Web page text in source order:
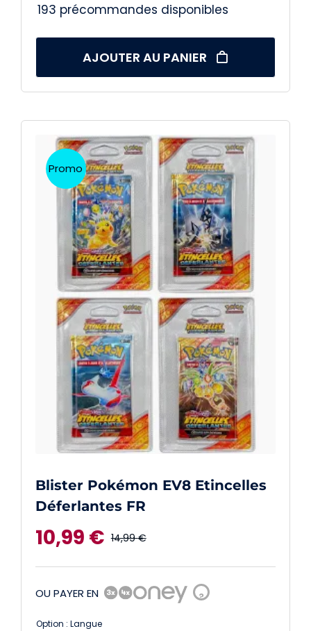
193 précommandes disponibles
AJOUTER AU PANIER
Promo
Blister Pokémon EV8 Etincelles
Déferlantes FR
14,99€
prix
initial
10,99 €
prix
actuel
OU PAYER EN ?
Option : Langue